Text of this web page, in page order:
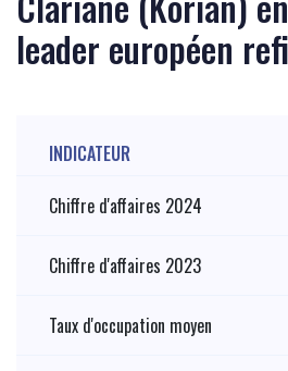
leader européen
INDICATEUR
Chiffre d'affaires 2024
Chiffre d'affaires 2023
Taux d'occupation moyen